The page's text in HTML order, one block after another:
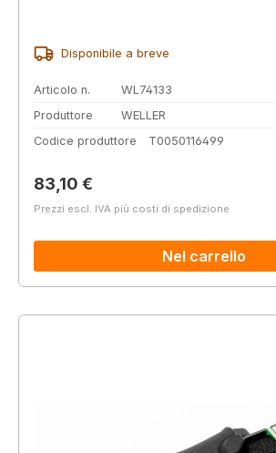
Disponibile a breve
Articolo n.
WL74133
Produttore
WELLER
Codice produttore
T0050116499
Prezzo normale:
83,10 €
Prezzi escl. IVA più costi di spedizione
Nel carrello